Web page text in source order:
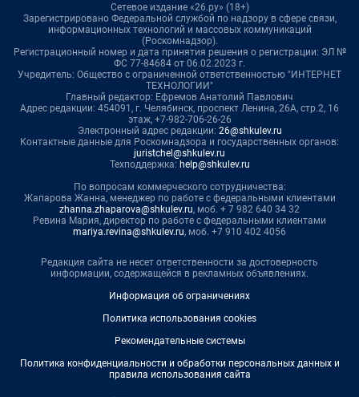
Сетевое издание «26.ру» (18+)
Зарегистрировано Федеральной службой по надзору в сфере связи,
информационных технологий и массовых коммуникаций
(Роскомнадзор).
Регистрационный номер и дата принятия решения о регистрации: ЭЛ №
ФС 77-84684 от 06.02.2023 г.
Учредитель: Общество с ограниченной ответственностью "ИНТЕРНЕТ
ТЕХНОЛОГИИ"
Главный редактор: Ефремов Анатолий Павлович
Адрес редакции: 454091, г. Челябинск, проспект Ленина, 26А, стр.2, 16
этаж, +7-982-706-26-26
Электронный адрес редакции: 26@shkulev.ru
Контактные данные для Роскомнадзора и государственных органов:
juristchel@shkulev.ru
Техподдержка: help@shkulev.ru
По вопросам коммерческого сотрудничества:
Жапарова Жанна, менеджер по работе с федеральными клиентами
zhanna.zhaparova@shkulev.ru, моб. + 7 982 640 34 32
Ревина Мария, директор по работе с федеральными клиентами
mariya.revina@shkulev.ru, моб. +7 910 402 4056
Редакция сайта не несет ответственности за достоверность
информации, содержащейся в рекламных объявлениях.
Информация об ограничениях
Политика использования cookies
Рекомендательные системы
Политика конфиденциальности и обработки персональных данных и
правила использования сайта